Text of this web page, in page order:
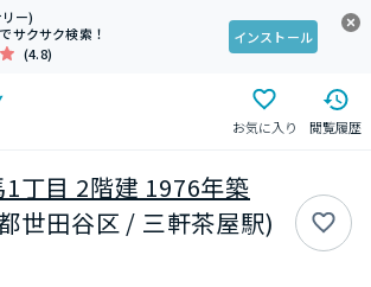
ー)
サクサク検索！
(4.8)
インストール
お気に入り 閲覧履歴
丁目 2階建 1976年築
世田谷区 / 三軒茶屋駅)